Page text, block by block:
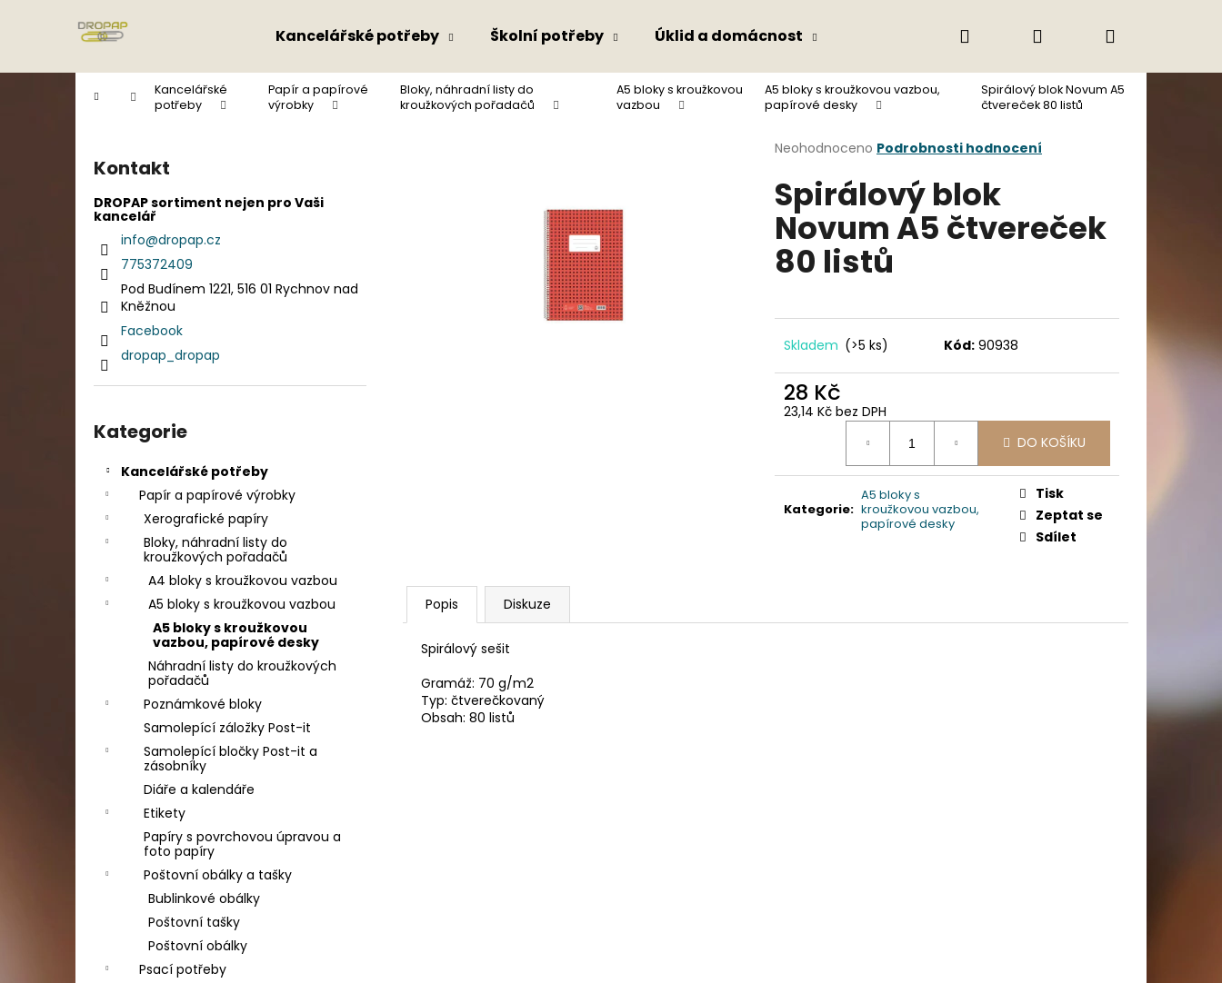
Kancelářské potřeby Školní potřeby Úklid a domácnost Obchodní podmínky
Přihlášení
Domů
Kancelářské
potřeby
Papír a papírové
výrobky
Bloky, náhradní listy do
kroužkových pořadačů
A5 bloky s kroužkovou
vazbou
A5 bloky s kroužkovou vazbou,
papírové desky
Spirálový blok Novum A5
čtvereček 80 listů
Kontakt
DROPAP sortiment nejen pro Vaši
kancelář
info@dropap.cz
775372409
Pod Budínem 1221, 516 01 Rychnov nad
Kněžnou
Facebook
dropap_dropap
kategorie
Kategorie
Kancelářské potřeby
Papír a papírové výrobky
Xerografické papíry
Bloky, náhradní listy do
kroužkových pořadačů
A4 bloky s kroužkovou vazbou
A5 bloky s kroužkovou vazbou
A5 bloky s kroužkovou
vazbou, papírové desky
Náhradní listy do kroužkových
pořadačů
Poznámkové bloky
Samolepící záložky Post-it
Samolepící bločky Post-it a
zásobníky
Diáře a kalendáře
Etikety
Papíry s povrchovou úpravou a
foto papíry
Poštovní obálky a tašky
Bublinkové obálky
Poštovní tašky
Poštovní obálky
Psací potřeby
Průměrné
produktu
je
0,0
5
hvězdiček.
Neohodnoceno Podrobnosti hodnocení
Spirálový blok
Novum A5 čtvereček
80 listů
Skladem (>5 ks) Kód: 90938
28 Kč
23,14 Kč bez DPH
DO KOŠÍKU
Kategorie:
A5 bloky s
kroužkovou vazbou,
papírové desky
Tisk
Zeptat se
Sdílet
Popis Diskuze
Spirálový sešit
Gramáž: 70 g/m2
Typ: čtverečkovaný
Obsah: 80 listů
í
Zpět
do
Zpět
do
Co potřebujete najít?
Doporučujeme
1 990 Kč
ETIKETY SAMOLEPICÍ 70X37 MM POTISK